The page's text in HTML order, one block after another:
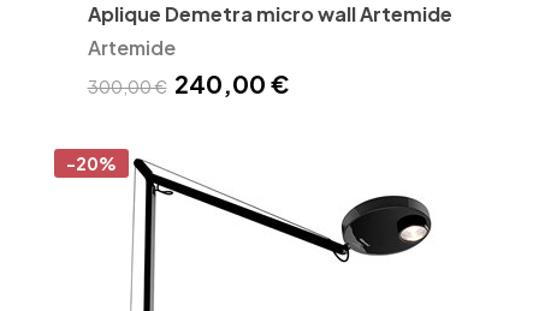
Aplique Demetra micro wall Artemide
Artemide
300,00 € 240,00 €
-20%